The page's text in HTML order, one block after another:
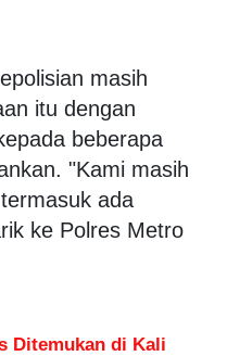
masih
itu dengan
beberapa
"Kami masih
ada
ke Polres Metro
Ditemukan di Kali